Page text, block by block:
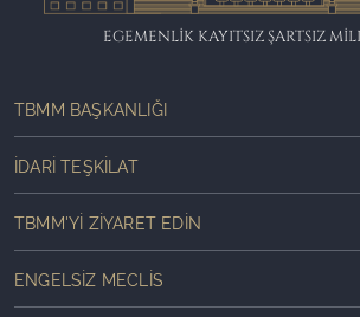
EGEMENLİK KAYITSIZ ŞARTSIZ
TBMM BAŞKANLIĞI
İDARI TEŞKILAT
TBMM'YI ZIYARET EDIN
ENGELSIZ MECLIS